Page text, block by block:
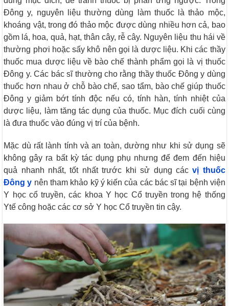
Đông y, nguyên liệu thường dùng làm thuốc là thảo mộc,
khoáng vật, trong đó thảo mộc được dùng nhiều hơn cả, bao
gồm lá, hoa, quả, hạt, thân cây, rễ cây. Nguyên liệu thu hái về
thường phơi hoặc sấy khô nên gọi là dược liệu. Khi các thầy
thuốc mua dược liệu về bào chế thành phẩm gọi là vị thuốc
Đông y. Các bác sĩ thường cho rằng thầy thuốc Đông y dùng
thuốc hơn nhau ở chỗ bào chế, sao tẩm, bào chế giúp thuốc
Đông y giảm bớt tính độc nếu có, tính hàn, tính nhiệt của
dược liệu, làm tăng tác dụng của thuốc. Mục đích cuối cùng
là đưa thuốc vào đúng vị trí của bệnh.
Mặc dù rất lành tính và an toàn, dường như khi sử dụng sẽ
không gây ra bất kỳ tác dụng phụ nhưng để đem đến hiệu
quả nhanh nhất, tốt nhất trước khi sử dụng cácvị thuốc
Đông y nên tham khảo kỹ ý kiến của các bác sĩ tại bệnh viện
Y học cổ truyền, các khoa Y học Cổ truyền trong hệ thống
Ytế công hoặc các cơ sở Y học Cổ truyền tin cậy.